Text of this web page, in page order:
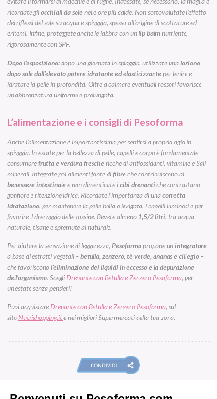
ricordate gliocchiali da solenelle ore più calde. Non sottovalutate l’effetto
dei riflessi del sole su acqua e spiaggia, spesso all’origine di scottature ed
eritemi. Infine, proteggete anche le labbra con unlip balmnutriente,
rigorosamente con SPF.
Dopo l’esposizione:dopo una giornata in spiaggia, utilizzate unalozione
dopo sole dall’elevato potere idratante ed elasticizzanteper lenire e
idratare la pelle in profondità. Oltre a calmare eventuali rossori favorisce
un’abbronzatura uniforme e prolungata.
L’alimentazione e i consigli di Pesoforma
Anche l’alimentazione è importantissima per sentirsi a proprio agio in
spiaggia. In estate per la bellezza di pelle, capelli e corpo è fondamentale
consumarefrutta e verdura freschericche di antiossidanti, vitamine e Sali
minerali. Integrate poi alimenti fonte difibreche contribuiscono al
benessere intestinalee non dimenticate icibi drenantiche contrastano
gonfiore e ritenzione idrica. Ricordate l’importanza di unacorretta
idratazione, per mantenere la pelle bella e levigata, i capelli luminosi e per
favorire il drenaggio delle tossine. Bevete almeno 1,5/2 litri, tra acqua
naturale, tisane e spremute al naturale.
Per aiutare la sensazione di leggerezza, Pesoformapropone unintegratore
a base di estratti vegetali – betulla, zenzero, tè verde, ananas e ciliegio –
che favorisconol’eliminazione dei liquidi in eccesso e la depurazione
dell’organismo. Scegli Drenante con Betulla e Zenzero Pesoforma, per
un’estate senza pensieri!
Puoi acquistare Drenante con Betulla e Zenzero Pesoforma, sul
sito Nutrishopping.ite nei migliori Supermercati della tua zona.